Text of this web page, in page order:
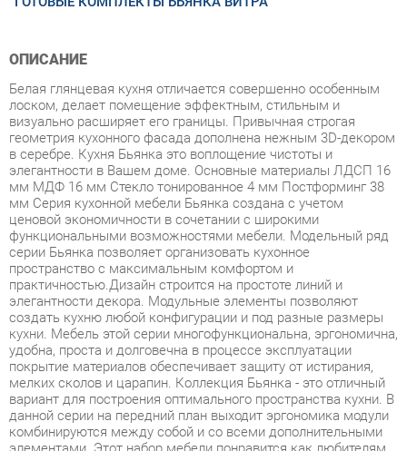
ОПИСАНИЕ
лоском, делает помещение эффектным, стильным и
визуально расширяет его границы. Привычная строгая
геометрия кухонного фасада дополнена нежным 3D-декором
в серебре. Кухня Бьянка это воплощение чистоты и
элегантности в Вашем доме. Основные материалы ЛДСП 16
мм МДФ 16 мм Стекло тонированное 4 мм Постформинг 38
мм Серия кухонной мебели Бьянка создана с учетом
ценовой экономичности в сочетании с широкими
функциональными возможностями мебели. Модельный ряд
серии Бьянка позволяет организовать кухонное
пространство с максимальным комфортом и
практичностью.Дизайн строится на простоте линий и
элегантности декора. Модульные элементы позволяют
создать кухню любой конфигурации и под разные размеры
кухни. Мебель этой серии многофункциональна, эргономична,
удобна, проста и долговечна в процессе эксплуатации
покрытие материалов обеспечивает защиту от истирания,
мелких сколов и царапин. Коллекция Бьянка - это отличный
вариант для построения оптимального пространства кухни. В
данной серии на передний план выходит эргономика модули
комбинируются между собой и со всеми дополнительными
элементами. Этот набор мебели понравится как любителям
классики, так и ценителям современных тенденций в
мебельном дизайне. С такой мебелью интерьер кухни
становится уютным, домашним и элегантным. Благодаря
использованию в конструкциях светлых тонов, внешне